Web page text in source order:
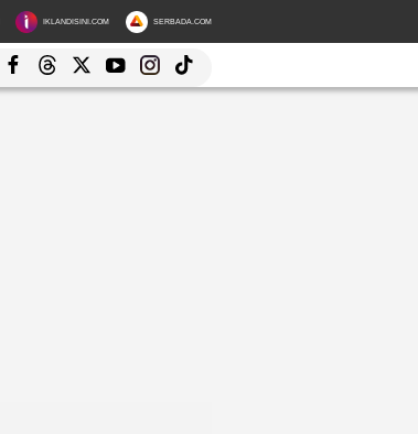
IKLANDISINI.COM SERBADA.COM